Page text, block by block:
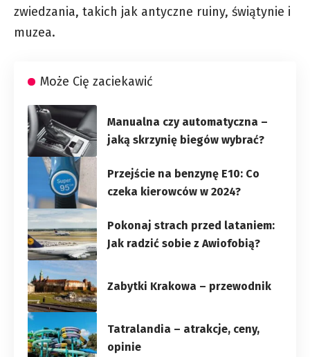
zwiedzania, takich jak antyczne ruiny, świątynie i
muzea.
Może Cię zaciekawić
Manualna czy automatyczna –
jaką skrzynię biegów wybrać?
Przejście na benzynę E10: Co
czeka kierowców w 2024?
Pokonaj strach przed lataniem:
Jak radzić sobie z Awiofobią?
Zabytki Krakowa – przewodnik
Tatralandia – atrakcje, ceny,
opinie